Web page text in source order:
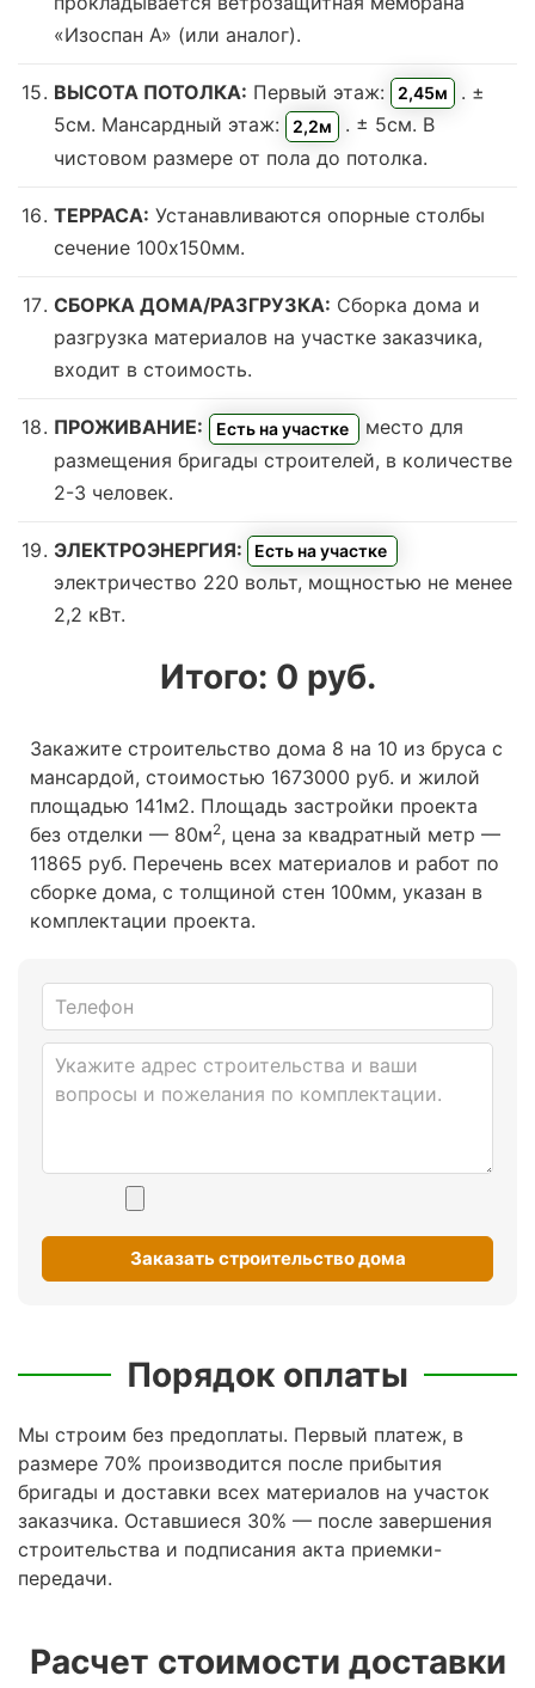
«Изоспан А» (или аналог).
ВЫСОТА ПОТОЛКА: Первый этаж: 2,45м
. ±
5см. Мансардный этаж:
2,2м
. ± 5см. В
чистовом размере от пола до потолка.
ТЕРРАСА: Устанавливаются опорные столбы
сечение 100х150мм.
СБОРКА ДОМА/РАЗГРУЗКА: Сборка дома и
разгрузка материалов на участке заказчика,
входит в стоимость.
ПРОЖИВАНИЕ: Есть на участке
место для
размещения бригады строителей, в количестве
2-3 человек.
ЭЛЕКТРОЭНЕРГИЯ: Есть на участке
электричество 220 вольт, мощностью не менее
2,2 кВт.
Итого: 0 руб.
Закажите строительство дома 8 на 10 из бруса с
мансардой, стоимостью 1673000 руб. и жилой
площадью 141м2. Площадь застройки проекта
без отделки — 80м2, цена за квадратный метр —
11865 руб. Перечень всех материалов и работ по
сборке дома, с толщиной стен 100мм, указан в
комплектации проекта.
Заказать строительство дома
Порядок оплаты
Мы строим без предоплаты. Первый платеж, в
размере 70% производится после прибытия
бригады и доставки всех материалов на участок
заказчика. Оставшиеся 30% — после завершения
строительства и подписания акта приемки-
передачи.
Расчет стоимости доставки